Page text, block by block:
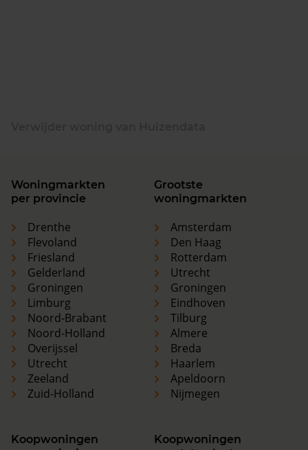
Woningmarkten
per provincie
Drenthe
Flevoland
Friesland
Gelderland
Groningen
Limburg
Noord-Brabant
Noord-Holland
Overijssel
Utrecht
Zeeland
Zuid-Holland
Grootste
woningmarkten
Amsterdam
Den Haag
Rotterdam
Utrecht
Groningen
Eindhoven
Tilburg
Almere
Breda
Haarlem
Apeldoorn
Nijmegen
Koopwoningen
Koopwoningen